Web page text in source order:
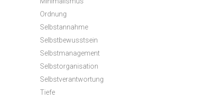
Ordnung
Selbstannahme
Selbstbewusstsein
Selbstmanagement
Selbstorganisation
Selbstverantwortung
Tiefe